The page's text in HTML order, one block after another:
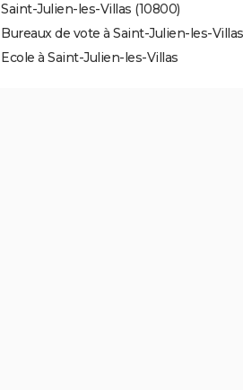
Saint-Julien-les-Villas (10800)
Bureaux de vote à Saint-Julien-les-Villas
Ecole à Saint-Julien-les-Villas